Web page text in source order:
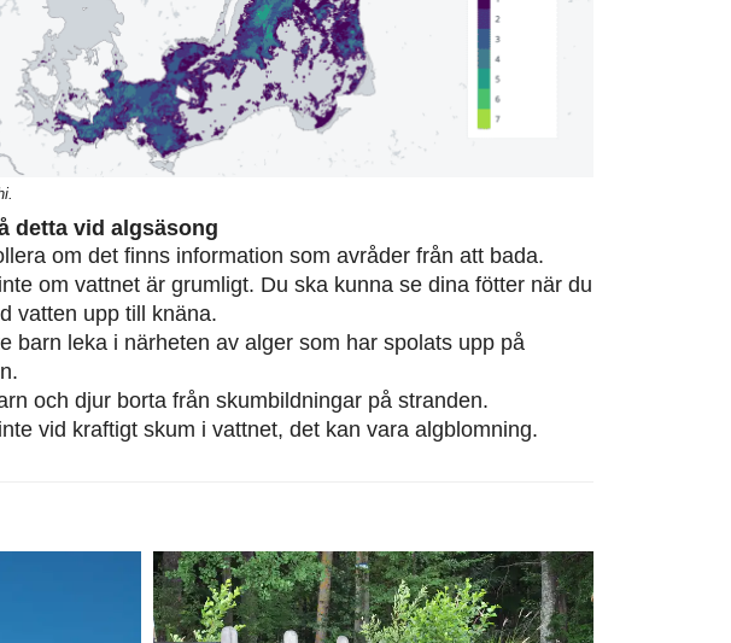
detta vid algsäsong
om det finns information som avråder från att bada.
om vattnet är grumligt. Du ska kunna se dina fötter när du
vatten upp till knäna.
barn leka i närheten av alger som har spolats upp på
och djur borta från skumbildningar på stranden.
vid kraftigt skum i vattnet, det kan vara algblomning.